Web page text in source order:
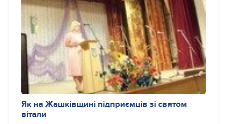
Як на Жашківщині підприємців зі святом
вітали